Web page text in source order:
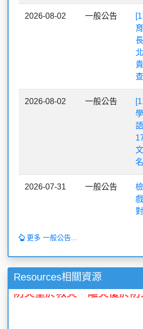
2026-08-02 一般公告
2026-08-02 一般公告
2026-07-31 一般公告
更多 一般公告...
Resources相關資源
臨震應變 - - 趴下、掩護、
臨震應變 - - 趴下、掩護、
臨震應變 - - 趴下、掩護、
趴下！ 趴下！ 趴下！ 趴下
穩住！ 穩住！ 穩住！ 穩住
i幸福 檢舉賄選人人有責！
檢舉賄選專線0800-024099
防災重於救災，離災優於防